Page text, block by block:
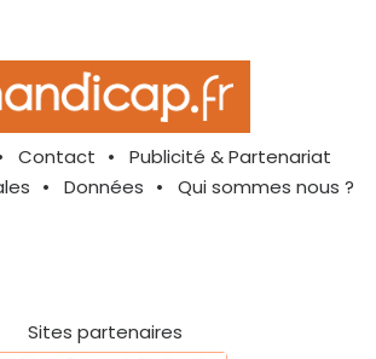
Contact
Publicité & Partenariat
Données Qui sommes nous ?
Sites partenaires